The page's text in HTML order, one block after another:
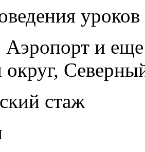
уроков
Аэропорт и
стаж